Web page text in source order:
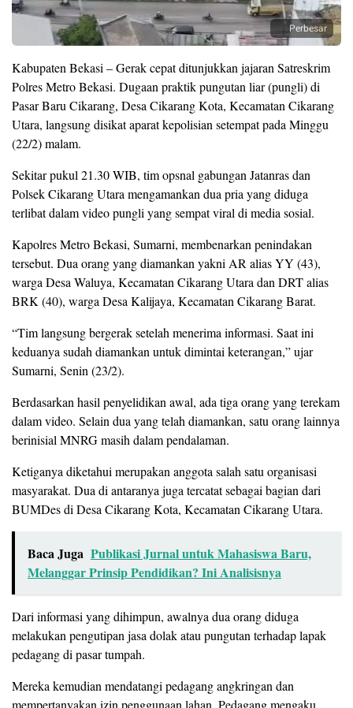
Perbesar
Kabupaten Bekasi – Gerak cepat ditunjukkan jajaran Satreskrim
Polres Metro Bekasi. Dugaan praktik pungutan liar (pungli) di
Pasar Baru Cikarang, Desa Cikarang Kota, Kecamatan Cikarang
Utara, langsung disikat aparat kepolisian setempat pada Minggu
(22/2) malam.
Sekitar pukul 21.30 WIB, tim opsnal gabungan Jatanras dan
Polsek Cikarang Utara mengamankan dua pria yang diduga
terlibat dalam video pungli yang sempat viral di media sosial.
Kapolres Metro Bekasi, Sumarni, membenarkan penindakan
tersebut. Dua orang yang diamankan yakni AR alias YY (43),
warga Desa Waluya, Kecamatan Cikarang Utara dan DRT alias
BRK (40), warga Desa Kalijaya, Kecamatan Cikarang Barat.
“Tim langsung bergerak setelah menerima informasi. Saat ini
keduanya sudah diamankan untuk dimintai keterangan,” ujar
Sumarni, Senin (23/2).
Berdasarkan hasil penyelidikan awal, ada tiga orang yang terekam
dalam video. Selain dua yang telah diamankan, satu orang lainnya
berinisial MNRG masih dalam pendalaman.
Ketiganya diketahui merupakan anggota salah satu organisasi
masyarakat. Dua di antaranya juga tercatat sebagai bagian dari
BUMDes di Desa Cikarang Kota, Kecamatan Cikarang Utara.
Baca Juga Publikasi Jurnal untuk Mahasiswa Baru,
Melanggar Prinsip Pendidikan? Ini Analisisnya
Dari informasi yang dihimpun, awalnya dua orang diduga
melakukan pengutipan jasa dolak atau pungutan terhadap lapak
pedagang di pasar tumpah.
Mereka kemudian mendatangi pedagang angkringan dan